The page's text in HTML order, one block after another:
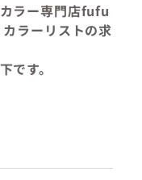
ラー専門店fufu
ラーリストの求
です。